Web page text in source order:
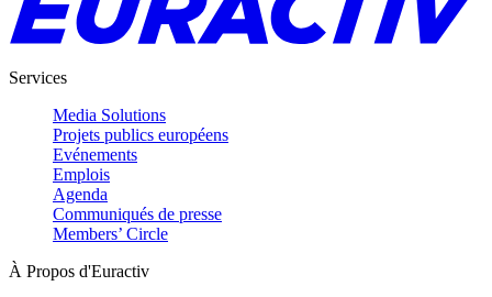
Services
Media Solutions
Projets publics européens
Evénements
Emplois
Agenda
Communiqués de presse
Members’ Circle
À Propos d'Euractiv